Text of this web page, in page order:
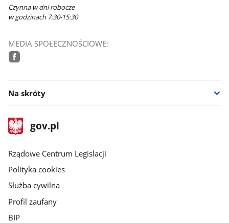
Czynna w dni robocze
w godzinach 7:30-15:30
MEDIA SPOŁECZNOŚCIOWE:
Na skróty
stopka
gov.plStrona
gov.pl
Rządowe Centrum Legislacji
Polityka cookies
Służba cywilna
Profil zaufany
BIP